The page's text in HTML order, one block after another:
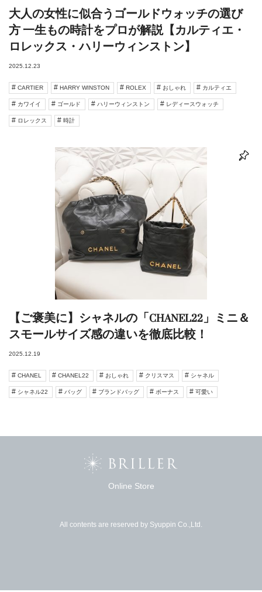
大人の女性に似合うゴールドウォッチの選び
方 一生もの時計をプロが解説【カルティエ・
ロレックス・ハリーウィンストン】
2025.12.23
CARTIER HARRY WINSTON ROLEX おしゃれ カルティエ
カワイイ ゴールド ハリーウィンストン レディースウォッチ
ロレックス 時計
【ご褒美に】シャネルの「CHANEL22」ミニ＆
スモールサイズ感の違いを徹底比較！
2025.12.19
CHANEL CHANEL22 おしゃれ クリスマス シャネル
シャネル22 バッグ ブランドバッグ ボーナス 可愛い
Online Store
All contents are reserved by Syuppin Co.,Ltd.